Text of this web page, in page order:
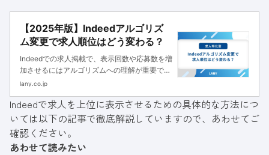
【2025年版】Indeedアルゴリズ
ム変更で求人順位はどう変わる？
Indeedでの求人掲載で、表示回数や応募数を増
加させるにはアルゴリズムへの理解が重要で
す。Indeedのアルゴリズムの仕組みと最新の変
テクニックまで徹底解説します。
lany.co.jp
Indeedで求人を上位に表示させるための具体的な方法につ
いては以下の記事で徹底解説していますので、あわせてご
確認ください。
あわせて読みたい